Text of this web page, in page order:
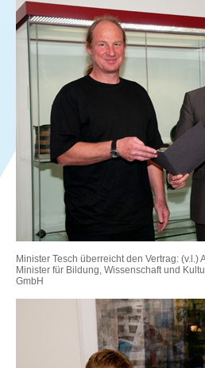
Minister Tesch überreicht den Vertrag:
Minister für Bildung, Wissenschaft und
GmbH